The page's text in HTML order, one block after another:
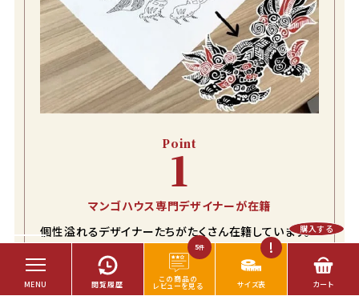
購入する
Point
1
マンゴハウス専門デザイナーが在籍
個性溢れるデザイナーたちがたくさん在籍しています。
その人にしか描けない個性溢れるデザインが生み出さ
れます。多様なデザイナーがいることで、それぞれが独
自の視点や感性でテーマに取り組み、これまでにない
5件